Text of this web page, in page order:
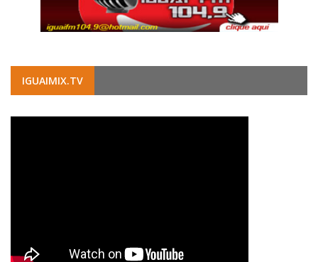
IGUAIMIX.TV